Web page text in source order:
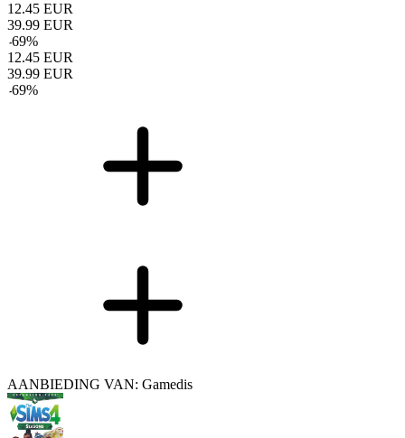
12.45 EUR
39.99 EUR
-69%
12.45 EUR
39.99 EUR
-69%
AANBIEDING VAN: Gamedis